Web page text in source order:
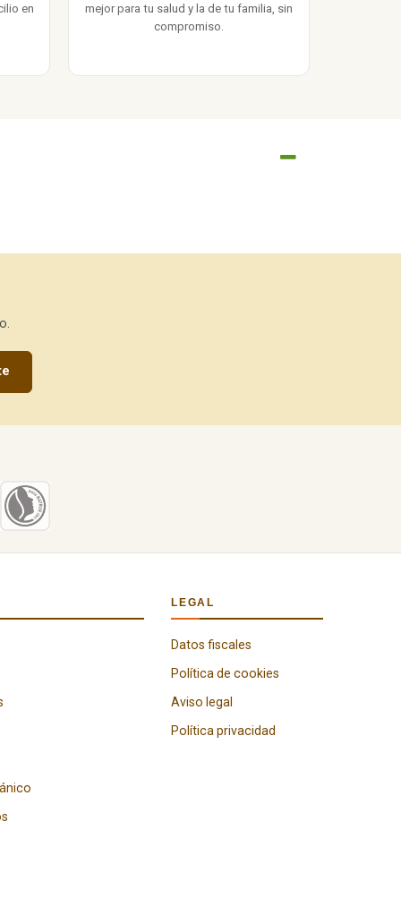
en
mejor para tu salud y la de tu familia, sin
compromiso.
LEGAL
Datos fiscales
Política de cookies
Aviso legal
Política privacidad